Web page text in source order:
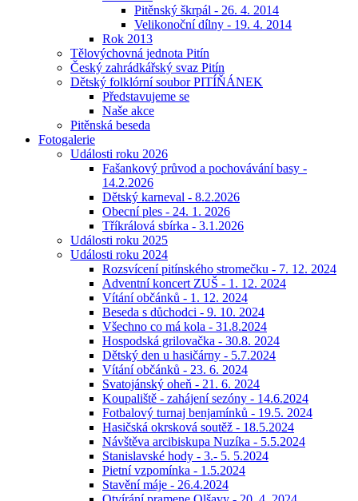
Pitěnský škrpál - 26. 4. 2014
Velikonoční dílny - 19. 4. 2014
Rok 2013
Tělovýchovná jednota Pitín
Český zahrádkářský svaz Pitín
Dětský folklórní soubor PITÍŇÁNEK
Představujeme se
Naše akce
Pitěnská beseda
Fotogalerie
Události roku 2026
Fašankový průvod a pochovávání basy -
14.2.2026
Dětský karneval - 8.2.2026
Obecní ples - 24. 1. 2026
Tříkrálová sbírka - 3.1.2026
Události roku 2025
Události roku 2024
Rozsvícení pitínského stromečku - 7. 12. 2024
Adventní koncert ZUŠ - 1. 12. 2024
Vítání občánků - 1. 12. 2024
Beseda s důchodci - 9. 10. 2024
Všechno co má kola - 31.8.2024
Hospodská grilovačka - 30.8. 2024
Dětský den u hasičárny - 5.7.2024
Vítání občánků - 23. 6. 2024
Svatojánský oheň - 21. 6. 2024
Koupaliště - zahájení sezóny - 14.6.2024
Fotbalový turnaj benjamínků - 19.5. 2024
Hasičská okrsková soutěž - 18.5.2024
Návštěva arcibiskupa Nuzíka - 5.5.2024
Stanislavské hody - 3.- 5. 5.2024
Pietní vzpomínka - 1.5.2024
Stavění máje - 26.4.2024